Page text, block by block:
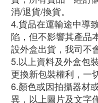
消/退貨/換貨。
4.貨品在運輸途中導
陷，但不影響其產品
設外盒出貨，我司不
5.以上資料及外盒包
更換新包裝權利，一
6.顏色或因拍攝器材
異，以上圖片及文字